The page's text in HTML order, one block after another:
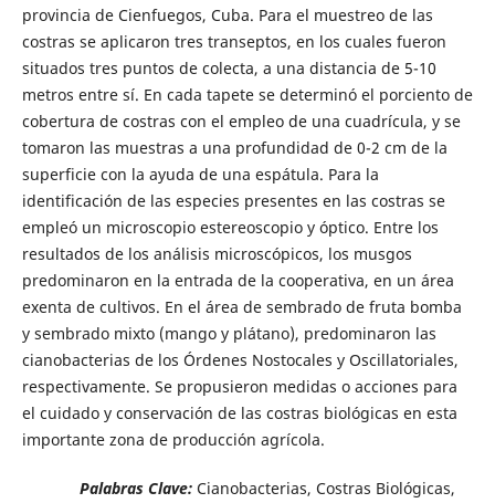
provincia de Cienfuegos, Cuba. Para el muestreo de las
costras se aplicaron tres transeptos, en los cuales fueron
situados tres puntos de colecta, a una distancia de 5-10
metros entre sí. En cada tapete se determinó el porciento de
cobertura de costras con el empleo de una cuadrícula, y se
tomaron las muestras a una profundidad de 0-2 cm de la
superficie con la ayuda de una espátula. Para la
identificación de las especies presentes en las costras se
empleó un microscopio estereoscopio y óptico. Entre los
resultados de los análisis microscópicos, los musgos
predominaron en la entrada de la cooperativa, en un área
exenta de cultivos. En el área de sembrado de fruta bomba
y sembrado mixto (mango y plátano), predominaron las
cianobacterias de los Órdenes Nostocales y Oscillatoriales,
respectivamente. Se propusieron medidas o acciones para
el cuidado y conservación de las costras biológicas en esta
importante zona de producción agrícola.
Palabras Clave: Cianobacterias, Costras Biológicas,